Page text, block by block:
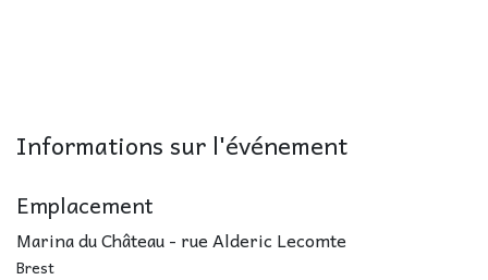
Informations sur l'événement
Emplacement
Marina du Château - rue Alderic Lecomte
Brest